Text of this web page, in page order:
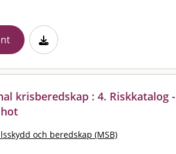
krisberedskap : 4. Riskkatalog -
och beredskap (MSB)